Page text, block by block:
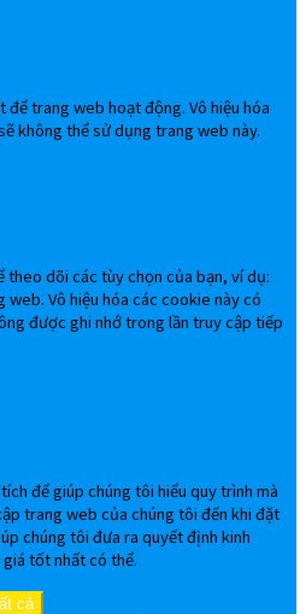
trang web hoạt động. Vô hiệu hóa
không thể sử dụng trang web này.
dõi các tùy chọn của bạn, ví dụ:
Vô hiệu hóa các cookie này có
được ghi nhớ trong lần truy cập tiếp
để giúp chúng tôi hiểu quy trình mà
trang web của chúng tôi đến khi đặt
chúng tôi đưa ra quyết định kinh
tốt nhất có thể.
cả